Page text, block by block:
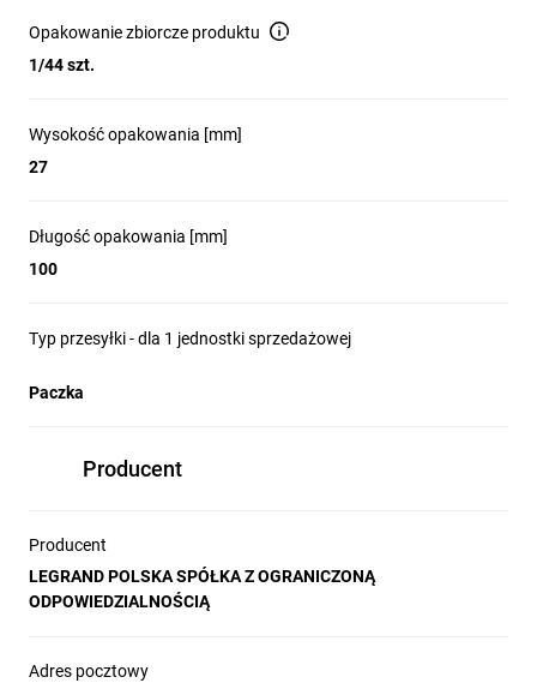
Opakowanie zbiorcze produktu
1/44 szt.
Wysokość opakowania [mm]
27
Długość opakowania [mm]
100
Typ przesyłki - dla 1 jednostki sprzedażowej
Paczka
Producent
Producent
LEGRAND POLSKA SPÓŁKA Z OGRANICZONĄ
ODPOWIEDZIALNOŚCIĄ
Adres pocztowy